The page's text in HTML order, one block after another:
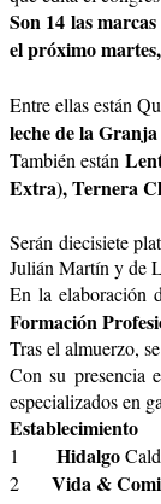
Son 14 las
el próximo
Entre ellas están
leche de la
También están
Extra), Ternera
Serán diecisiete
Julián Martín y de
En la elaboración
Formación
Tras el almuerzo,
Con su presencia
especializados en
1 Hidalgo
2 Vida &